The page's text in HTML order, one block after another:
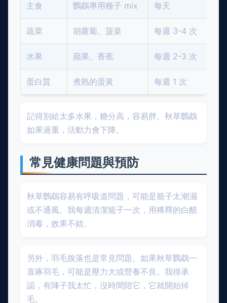
主食 鸚鵡專用種子 mix 每天
蔬菜 胡蘿蔔、菠菜 每週 3-4 次
水果 蘋果、香蕉 每週 2-3 次
蛋白質 煮熟的蛋黃 每週 1 次
記得別給太多水果，糖分高，容易胖。秋草鸚鵡
如果過重，活動力會下降。
常見健康問題與預防
秋草鸚鵡容易有呼吸道問題，可能是籠子太潮濕
或不通風。我每週清潔籠子一次，用稀釋的白醋
消毒，效果不錯。
另外，羽毛脫落也是常見問題。如果秋草鸚鵡一
直啄羽毛，可能是壓力大或營養不良。我得承
認，有陣子我太忙，沒時間陪它，它就開始掉
毛。